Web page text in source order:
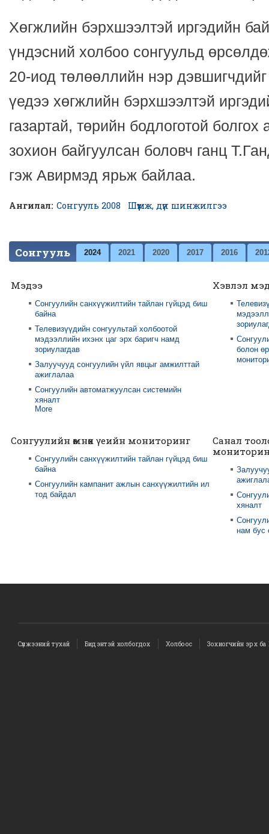
Хөгжлийн бэрхшээлтэй иргэдийн
үндэсний холбоо сонгуульд
20-иод төлөөллийн нэр
үедээ хөгжлийн бэрхшээлтэй
газартай, төрийн бодлоготой болгох
зохион байгуулсан боловч ганц
гэж Авирмэд ярьж байлаа.
Ангилал: Сонгууль 2008 Шүүмж, дүн шинжилгээ
Сонгууль 2024 2021 2020 2017 2016
Мэдээ
Сонгуулийн санхүүжилтийн тайлан гүйцэд биш
байна
Телевизүүдийн сонгуультай холбоотой
мэдээллийн ихэнх цаг эрх баригч намд
зориулагдав
Залуучууд сонгуулийн үйл явцыг амжилттай
ажиглалаа
Сонгуулийн автоматжуулсан системийн
хяналт
More
Хэвлэл
болон
Сонгуулийн өмнөх үеийн мониторинг
Сонгуулийн санхүүжилтийн тайлан гүйцэд биш
байна
Сонгуулийн кампанит ажлын санхүүжилтийн ил
тод байдал
Санал
хяналт
нам бус
Сүлжээний тухай Бидэнтэй холбогдох Холбоос Зохиогчийн эрх